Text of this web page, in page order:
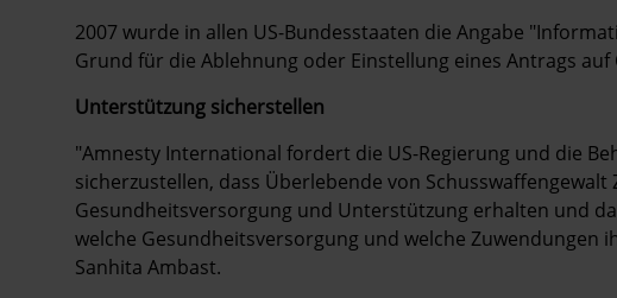
2007 wurde in allen US-Bundesstaaten die Angabe
Grund für die Ablehnung oder Einstellung eines Antrags
Unterstützung sicherstellen
"Amnesty International fordert die US-Regierung und die
sicherzustellen, dass Überlebende von
Gesundheitsversorgung und Unterstützung erhalten und
welche Gesundheitsversorgung und welche Zuwendungen
Sanhita Ambast.